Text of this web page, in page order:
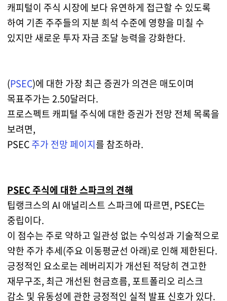
캐피털이 주식 시장에 보다 유연하게 접근할 수 있도록
하여 기존 주주들의 지분 희석 수준에 영향을 미칠 수
있지만 새로운 투자 자금 조달 능력을 강화한다.
(PSEC)에 대한 가장 최근 증권가 의견은 매도이며
목표주가는 2.50달러다.
프로스펙트 캐피털 주식에 대한 증권가 전망 전체 목록을
보려면,
PSEC주가 전망 페이지를 참조하라.
PSEC 주식에 대한 스파크의 견해
팁랭크스의 AI 애널리스트 스파크에 따르면, PSEC는
중립이다.
이 점수는 주로 약하고 일관성 없는 수익성과 기술적으로
약한 주가 추세(주요 이동평균선 아래)로 인해 제한된다.
긍정적인 요소로는 레버리지가 개선된 적당히 견고한
재무구조, 최근 개선된 현금흐름, 포트폴리오 리스크
감소 및 유동성에 관한 긍정적인 실적 발표 신호가 있다.